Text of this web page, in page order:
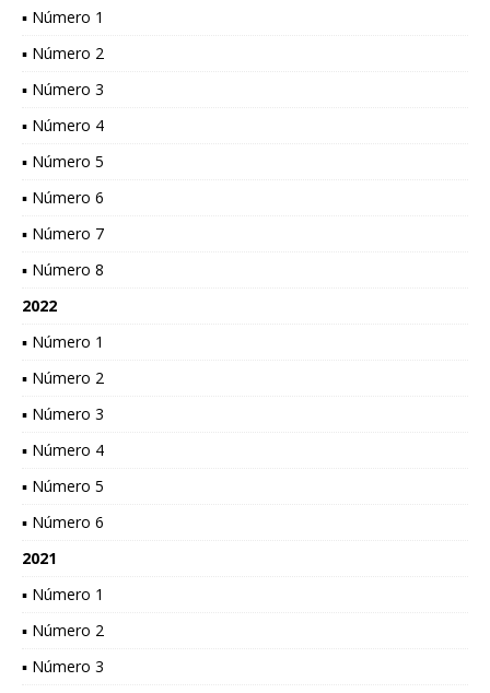
▪ Número 1
▪ Número 2
▪ Número 3
▪ Número 4
▪ Número 5
▪ Número 6
▪ Número 7
▪ Número 8
2022
▪ Número 1
▪ Número 2
▪ Número 3
▪ Número 4
▪ Número 5
▪ Número 6
2021
▪ Número 1
▪ Número 2
▪ Número 3